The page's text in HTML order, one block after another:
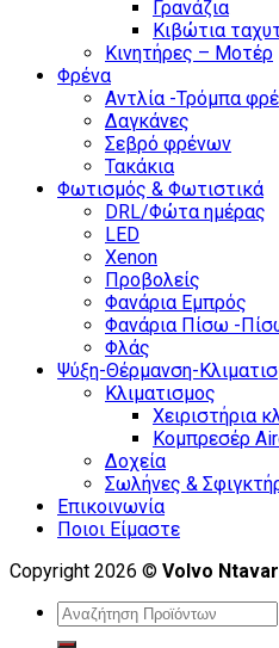
Γρανάζια
Κιβώτια
Κινητήρες – Μοτέρ
Φρένα
Αντλία -Τρόμπα
Δαγκάνες
Σεβρό φρένων
Τακάκια
Φωτισμός & Φωτιστικά
DRL/Φώτα ημέρας
LED
Xenon
Προβολείς
Φανάρια Εμπρός
Φανάρια Πίσω -
Φλάς
Ψύξη-Θέρμανση-
Κλιματισμος
Χειριστήρια
Κομπρεσέρ
Δοχεία
Σωλήνες &
Επικοινωνία
Ποιοι Είμαστε
Copyright 2026 © Volvo
Search